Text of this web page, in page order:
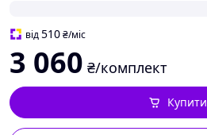
від510₴/міс
3 060 ₴/комплект
Купити